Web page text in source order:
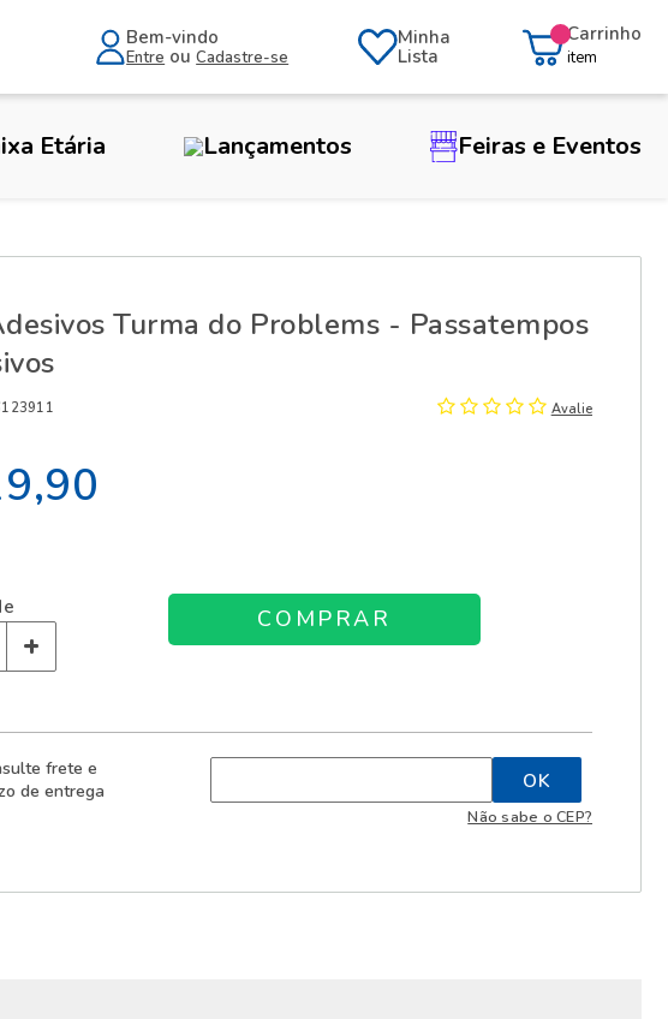
Bem-vindo
Entre ouCadastre-se
Minha
Lista
Carrinho
item
Etária Lançamentos Feiras e Eventos
Turma do Problems - Passatempos
Avalie
+
frete e
de entrega
Não sabe o CEP?